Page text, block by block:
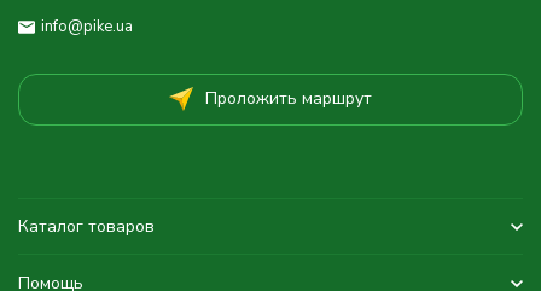
info@pike.ua
Проложить маршрут
Каталог товаров
Помощь